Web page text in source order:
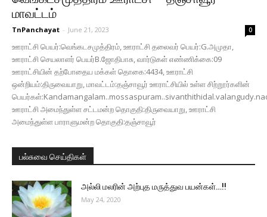
மாவட்டம்
TnPanchayat - June 21, 2023 0
ஊராட்சி பெயர்:வெங்கடசமுத்திரம், ஊராட்சி தலைவர் பெயர்:G.அமுதா,
ஊராட்சி செயலாளர் பெயர்B.ஜோதிபாசு, வார்டுகள் எண்ணிக்கை:09
ஊராட்சியின் தற்போதைய மக்கள் தொகை:4434, ஊராட்சி
ஒன்றியம்:திருவையாறு, மாவட்டம்:தஞ்சாவூர் ஊராட்சியில் உள்ள சிற்றூர்களின்
ஊராட்சி அமைந்துள்ள சட்டமன்ற தொகுதி:திருவையாறு, ஊராட்சி
அமைந்துள்ள பாராளுமன்ற தொகுதி:தஞ்சாவூர்
பல்சுவை செய்திகள்
அல்லி மலரின் அற்புத மருத்துவ பயன்கள்…!!
May 24, 2020